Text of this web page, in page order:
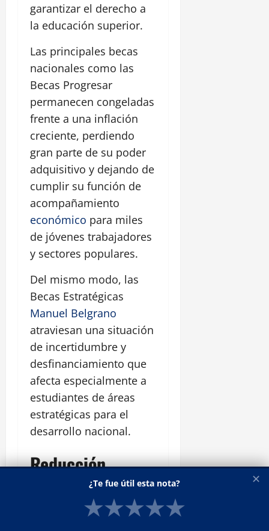
garantizar el derecho a
la educación superior.
Las principales becas
nacionales como las
Becas Progresar
permanecen congeladas
frente a una inflación
creciente, perdiendo
gran parte de su poder
adquisitivo y dejando de
cumplir su función de
acompañamiento
económico para miles
de jóvenes trabajadores
y sectores populares.
Del mismo modo, las
Becas Estratégicas
Manuel Belgrano
atraviesan una situación
de incertidumbre y
desfinanciamiento que
afecta especialmente a
estudiantes de áreas
estratégicas para el
desarrollo nacional.
Reducción
deterioro estas
políticas
✕
¿Te fue útil esta nota?
★★★★★